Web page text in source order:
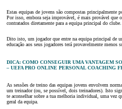
Estas equipas de jovens são compostas principalmente
Por isso, embora seja improvável, é mais provável que
contratados diretamente para a equipa principal do clube.
Dito isto, um jogador que entre na equipa principal de
educação aos seus jogadores terá provavelmente menos
DICA: COMO CONSEGUIR UMA VANTAGEM
– UEFA PRO ONLINE PERSONAL COACHING
As sessões de treino das equipas jovens envolvem
um treinador (ou, se possível, dois treinadores). Isto
te aconselhar sobre a tua melhoria individual, uma vez
geral da equipa.